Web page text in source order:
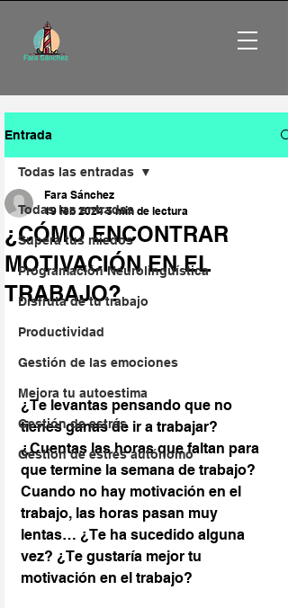
Entrada
Todas las entradas
Supera tus miedos
Programación Neurolingüística
Disfruta de tu trabajo
Productividad
Gestión de las emociones
Mejora tu autoestima
Gestión de estrés
Gestion de estrés autónomo
Todas las entradas
¿CÓMO ENCONTRAR
MOTIVACIÓN EN EL
TRABAJO?
Fara Sánchez
19 feb 2024 5 min de lectura
¿Te levantas pensando que no
tienes ganas de ir a trabajar?
¿Cuentas las horas que faltan para
que termine la semana de trabajo?
Cuando no hay motivación en el
trabajo, las horas pasan muy
lentas… ¿Te ha sucedido alguna
vez? ¿Te gustaría mejor tu
motivación en el trabajo?